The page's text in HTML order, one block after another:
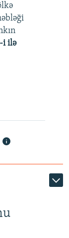
360p
480p
720p
i ilə